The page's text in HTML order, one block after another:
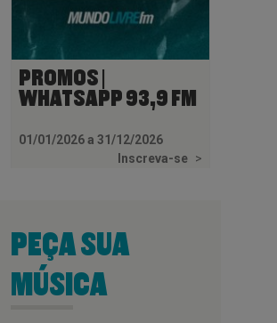
PROMOS |
WHATSAPP 93,9 FM
01/01/2026 a 31/12/2026
Inscreva-se >
PEÇA SUA
MÚSICA